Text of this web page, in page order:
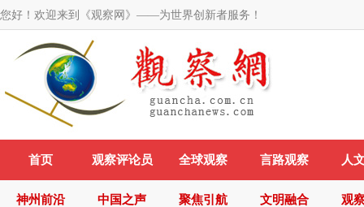
您好！欢迎来到《观察网》——为世界创新者服务！
首页 观察评论员 全球观察 言路观察 人
神州前沿 中国之声 聚焦引航 文明融合 观